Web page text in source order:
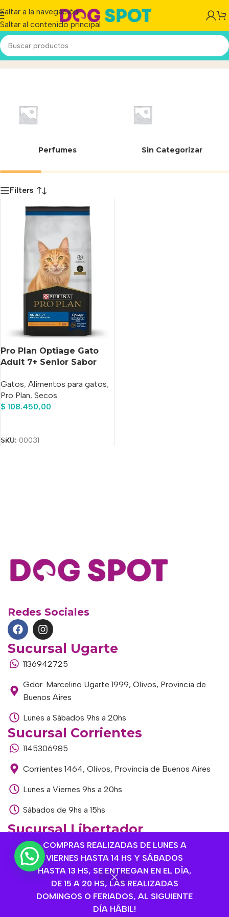
COMPRAS REALIZADAS DE LUNES A
VIERNES HASTA 14 HS Y SÁBADOS
HASTA 13 HS, SE ENTREGAN EN EL DÍA,
DE 15 A 20 HS, LAS REALIZADAS
DOMINGOS O FERIADOS, AL SIGUIENTE
DÍA HÁBIL!
Saltar a la navegación
Saltar al contenido principal
7613035409514Inicio/Producto
Perfumes Sin Categorizar
Filters
Pro Plan Optiage Gato
Adult 7+ Senior Sabor
Gatos, Alimentos para gatos,
Pro Plan, Secos
$ 108.450,00
SKU: 00031
Redes Sociales
Sucursal Ugarte
1136942725
Gdor. Marcelino Ugarte 1999, Olivos, Provincia de
Buenos Aires
Lunes a Sábados 9hs a 20hs
Sucursal Corrientes
1145306985
Corrientes 1464, Olivos, Provincia de Buenos Aires
Lunes a Viernes 9hs a 20hs
Sábados de 9hs a 15hs
Sucursal Libertador
1168893524
Av. del Libertador 1915, Vte. López, Provincia de
Lunes a Viernes de 9hs a 13hs / 16hs a 20hs